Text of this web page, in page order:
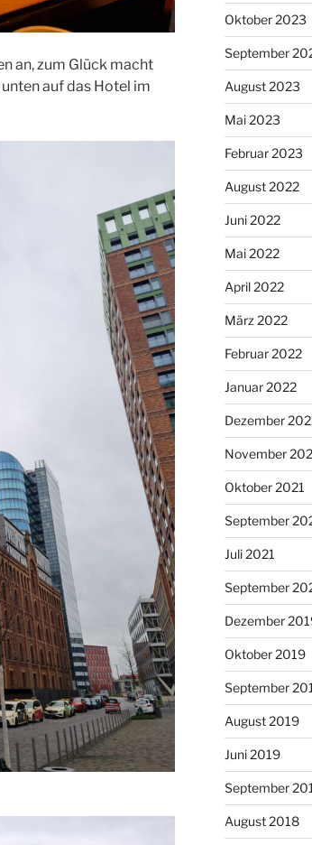
an, zum Glück macht
auf das Hotel im
Oktober 2023
September
August 2023
Mai 2023
Februar 2023
August 2022
Juni 2022
Mai 2022
April 2022
März 2022
Februar 2022
Januar 2022
Dezember
November
Oktober 2021
September
Juli 2021
September
Dezember
Oktober 2019
September
August 2019
Juni 2019
September
August 2018